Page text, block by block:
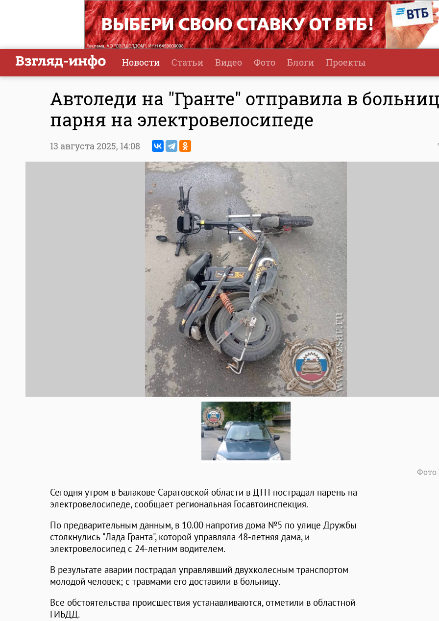
Новости Статьи Видео Фото Блоги Проекты
Автоледи на "Гранте" отправила в
парня на электровелосипеде
13 августа 2025, 14:08
Сегодня утром в Балакове Саратовской области в ДТП пострадал парень на
электровелосипеде, сообщает региональная Госавтоинспекция.
По предварительным данным, в 10.00 напротив дома №5 по улице Дружбы
столкнулись "Лада Гранта", которой управляла 48-летняя дама, и
электровелосипед с 24-летним водителем.
В результате аварии пострадал управлявший двухколесным транспортом
молодой человек; с травмами его доставили в больницу.
Все обстоятельства происшествия устанавливаются, отметили в областной
ГИБДД.